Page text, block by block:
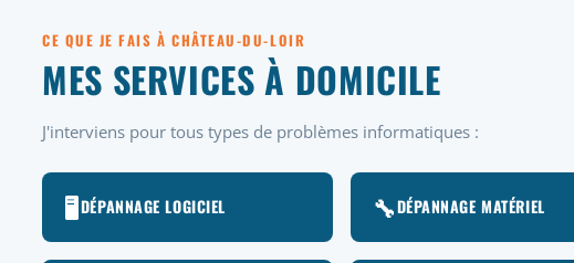
CE QUE JE FAIS À CHÂTEAU-DU-LOIR
MES SERVICES À DOMICILE
J'interviens pour tous types de problèmes informatiques :
🖥️DÉPANNAGE LOGICIEL 🔧DÉPANNAGE MATÉRIEL